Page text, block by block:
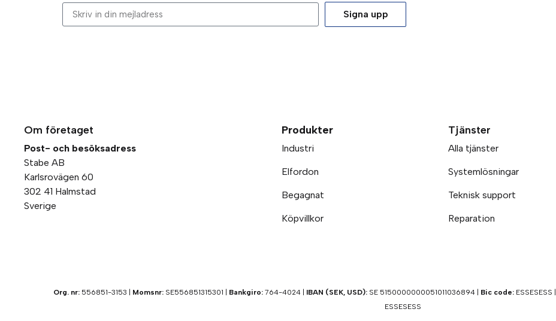
Signa upp
Om företaget
Post- och besöksadress
Stabe AB
Karlsrovägen 60
302 41 Halmstad
Sverige
Produkter
Industri
Elfordon
Begagnat
Köpvillkor
Tjänster
Alla tjänster
Systemlösningar
Teknisk support
Reparation
Org. nr: 556851-3153 | Momsnr: SE556851315301 | Bankgiro: 764-4024 | IBAN (SEK, USD): SE 5150000000051011036894 | Bic code: ESSESESS |
ESSESESS